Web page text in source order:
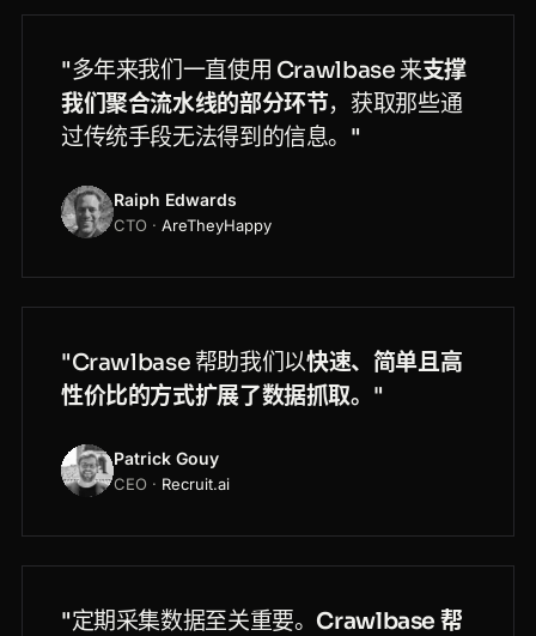
"多年来我们一直使用 Crawlbase 来支撑
我们聚合流水线的部分环节，获取那些通
过传统手段无法得到的信息。"
Raiph Edwards
CTO · AreTheyHappy
"Crawlbase 帮助我们以快速、简单且高
性价比的方式扩展了数据抓取。 "
Patrick Gouy
CEO · Recruit.ai
"定期采集数据至关重要。 Crawlbase 帮